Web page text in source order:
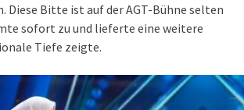
Diese Bitte ist auf der AGT-Bühne selten
sofort zu und lieferte eine weitere
Tiefe zeigte.